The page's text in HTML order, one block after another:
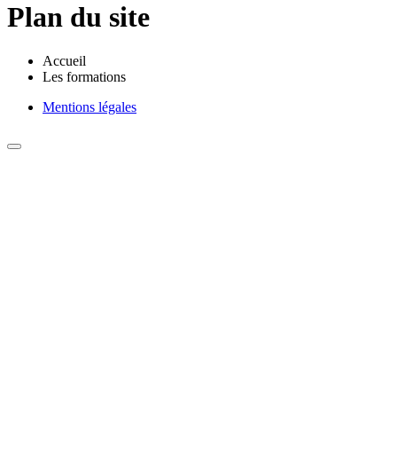
Plan du site
Accueil
Les formations
Mentions légales